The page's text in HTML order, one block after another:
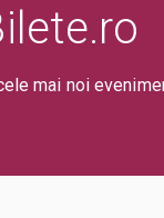
mai noi